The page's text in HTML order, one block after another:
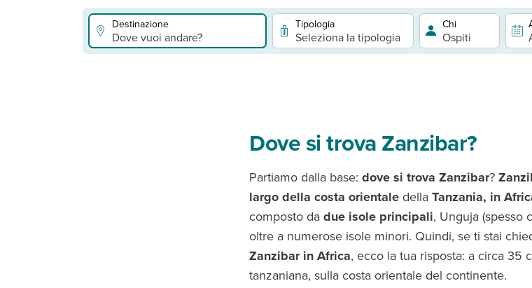
Destinazione
Dove vuoi andare?
Tipologia
Seleziona la tipologia
Chi
Ospiti
Dove si trova Zanzibar?
Partiamo dalla base: dove si trova Zanzibar?
largo della costa orientale dellaTanzania, in
composto dadue isole principali, Unguja (spesso
oltre a numerose isole minori. Quindi, se ti stai
Zanzibar in Africa, ecco la tua risposta: a circa 35
tanzaniana, sulla costa orientale del continente.